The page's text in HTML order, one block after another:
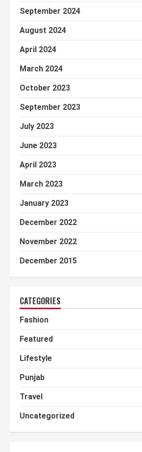
September 2024
August 2024
April 2024
March 2024
October 2023
September 2023
July 2023
June 2023
April 2023
March 2023
January 2023
December 2022
November 2022
December 2015
CATEGORIES
Fashion
Featured
Lifestyle
Punjab
Travel
Uncategorized